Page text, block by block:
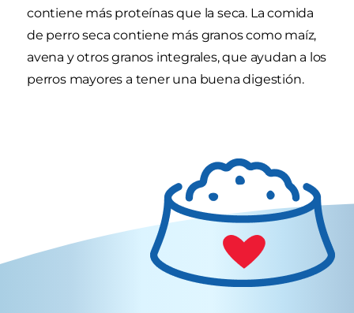
contiene más proteínas que la seca. La comida
de perro seca contiene más granos como maíz,
avena y otros granos integrales, que ayudan a los
perros mayores a tener una buena digestión.